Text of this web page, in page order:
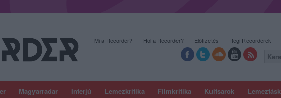
Magyarradar Interjú Lemezkritika Filmkritika Kultsarok
Mi a Recorder? Hol a Recorder? Előfizetés Régi Recorderek